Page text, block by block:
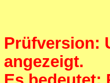
Prüfversion:
angezeigt.